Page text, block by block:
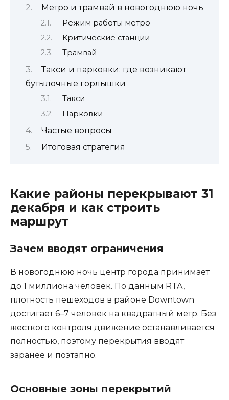
Метро и трамвай в новогоднюю ночь
Режим работы метро
Критические станции
Трамвай
Такси и парковки: где возникают
бутылочные горлышки
Такси
Парковки
Частые вопросы
Итоговая стратегия
Какие районы перекрывают 31
декабря и как строить
маршрут
Зачем вводят ограничения
В новогоднюю ночь центр города принимает
до 1 миллиона человек. По данным RTA,
плотность пешеходов в районе Downtown
достигает 6–7 человек на квадратный метр. Без
жесткого контроля движение останавливается
полностью, поэтому перекрытия вводят
заранее и поэтапно.
Основные зоны перекрытий